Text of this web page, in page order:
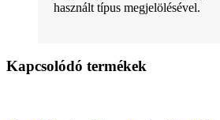
használt típus megjelölésével.
Kapcsolódó termékek